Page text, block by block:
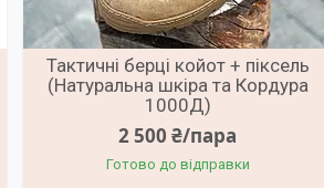
Тактичні берці койот + піксель
(Натуральна шкіра та Кордура
1000Д)
2 500 ₴/пара
Готово до відправки